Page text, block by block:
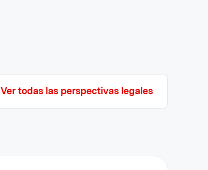
Ver todas las perspectivas legales